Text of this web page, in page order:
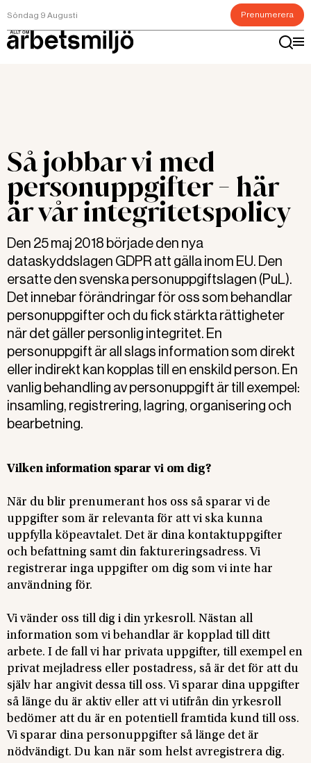
Söndag 9 Augusti Prenumerera
Så jobbar vi med
personuppgifter - här
är vår integritetspolicy
Den 25 maj 2018 började den nya
dataskyddslagen GDPR att gälla inom EU. Den
ersatte den svenska personuppgiftslagen (PuL).
Det innebar förändringar för oss som behandlar
personuppgifter och du fick stärkta rättigheter
när det gäller personlig integritet. En
personuppgift är all slags information som direkt
eller indirekt kan kopplas till en enskild person. En
vanlig behandling av personuppgift är till exempel:
insamling, registrering, lagring, organisering och
bearbetning.
Vilken information sparar vi om dig?
När du blir prenumerant hos oss så sparar vi de
uppgifter som är relevanta för att vi ska kunna
uppfylla köpeavtalet. Det är dina kontaktuppgifter
och befattning samt din faktureringsadress. Vi
registrerar inga uppgifter om dig som vi inte har
användning för.
Vi vänder oss till dig i din yrkesroll. Nästan all
information som vi behandlar är kopplad till ditt
arbete. I de fall vi har privata uppgifter, till exempel en
privat mejladress eller postadress, så är det för att du
själv har angivit dessa till oss. Vi sparar dina uppgifter
så länge du är aktiv eller att vi utifrån din yrkesroll
bedömer att du är en potentiell framtida kund till oss.
Vi sparar dina personuppgifter så länge det är
nödvändigt. Du kan när som helst avregistrera dig.